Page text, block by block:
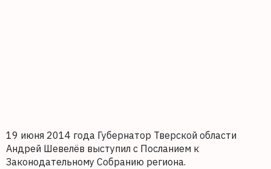
19 июня 2014 года Губернатор Тверской области
Андрей Шевелёв выступил с Посланием к
Законодательному Собранию региона.